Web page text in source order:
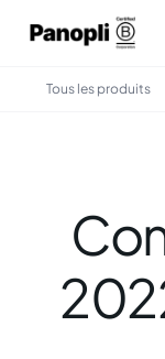
Tous les produits